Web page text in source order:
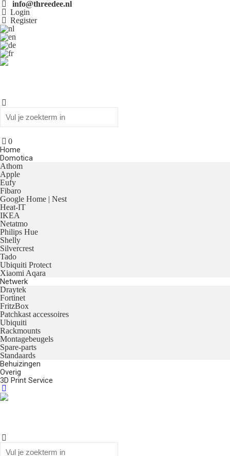
info@threedee.nl
Login
Register
0
Home
Domotica
Athom
Apple
Eufy
Fibaro
Google Home | Nest
Heat-IT
IKEA
Netatmo
Philips Hue
Shelly
Silvercrest
Tado
Ubiquiti Protect
Xiaomi Aqara
Netwerk
Draytek
Fortinet
FritzBox
Patchkast accessoires
Ubiquiti
Rackmounts
Montagebeugels
Spare-parts
Standaards
Behuizingen
Overig
3D Print Service